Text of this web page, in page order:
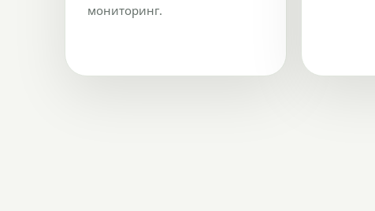
мониторинг.